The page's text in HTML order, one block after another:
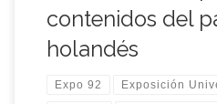
contenidos del
holandés
Expo 92 Exposición